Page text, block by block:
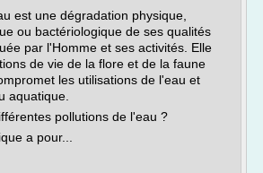
est une dégradation physique,
ou bactériologique de ses qualités
par l'Homme et ses activités. Elle
de vie de la flore et de la faune
les utilisations de l'eau et
aquatique.
pollutions de l'eau ?
a pour...